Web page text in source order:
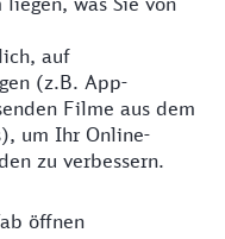
auf
(z.B. App-
Filme aus dem
um Ihr Online-
zu verbessern.
öffnen